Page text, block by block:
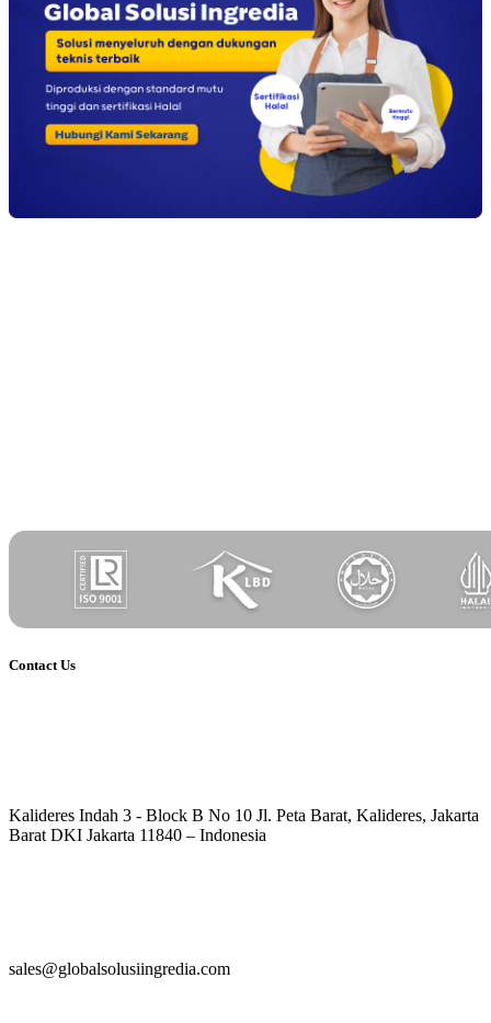
Contact Us
Kalideres Indah 3 - Block B No 10 Jl. Peta Barat, Kalideres, Jakarta
Barat DKI Jakarta 11840 – Indonesia
sales@globalsolusiingredia.com